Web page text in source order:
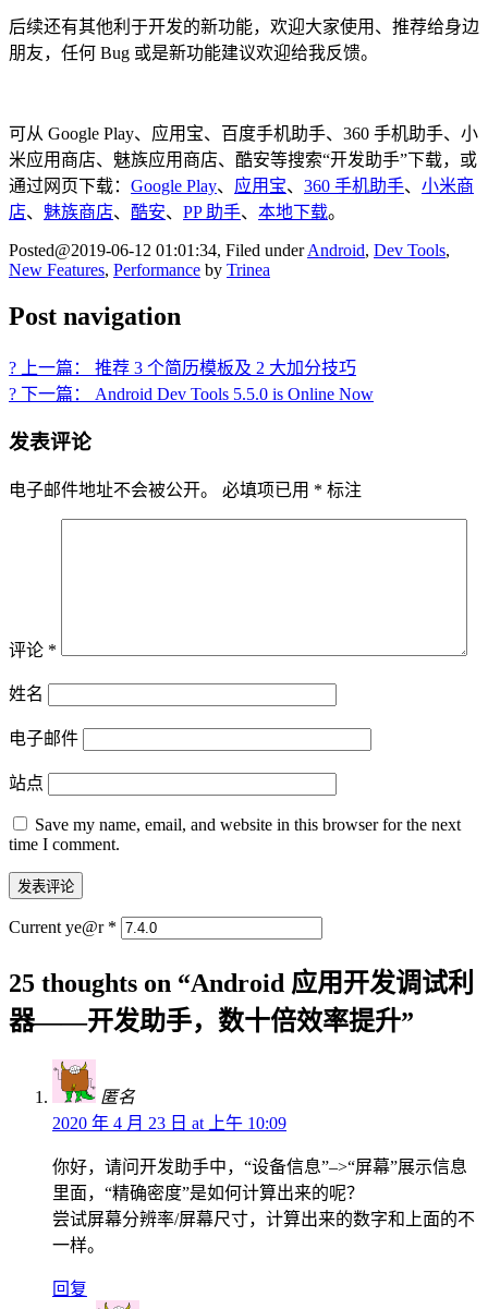
后续还有其他利于开发的新功能，欢迎大家使用、推荐给身边
朋友，任何 Bug 或是新功能建议欢迎给我反馈。
可从 Google Play、应用宝、百度手机助手、360 手机助手、小
米应用商店、魅族应用商店、酷安等搜索“开发助手”下载，或
通过网页下载： Google Play、 应用宝、 360 手机助手、 小米商
店、 魅族商店、 酷安、 PP 助手、 本地下载。
Posted@2019-06-12 01:01:34, Filed underAndroid, Dev Tools,
New Features, Performance by Trinea
Post navigation
? 上一篇： 推荐 3 个简历模板及 2 大加分技巧
? 下一篇： Android Dev Tools 5.5.0 is Online Now
发表评论
电子邮件地址不会被公开。 必填项已用 * 标注
评论 *
姓名
电子邮件
站点
Save my name, email, and website in this browser for the next
time I comment.
Current ye@r *
25 thoughts on “Android 应用开发调试利
器——开发助手，数十倍效率提升”
匿名
2020 年 4 月 23 日 at 上午 10:09
你好，请问开发助手中，“设备信息”–>“屏幕”展示信息
里面，“精确密度”是如何计算出来的呢？
尝试屏幕分辨率/屏幕尺寸，计算出来的数字和上面的不
一样。
回复